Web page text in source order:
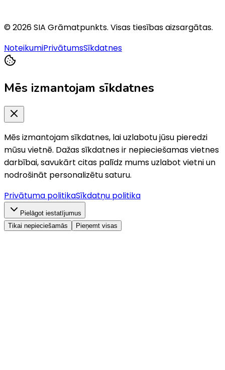
©2026SIA Grāmatpunkts. Visas tiesības aizsargātas.
NoteikumiPrivātumsSīkdatnes
Mēs izmantojam sīkdatnes
Mēs izmantojam sīkdatnes, lai uzlabotu jūsu pieredzi
mūsu vietnē. Dažas sīkdatnes ir nepieciešamas vietnes
darbībai, savukārt citas palīdz mums uzlabot vietni un
nodrošināt personalizētu saturu.
Privātuma politikaSīkdatņu politika
Pielāgot iestatījumus
Tikai nepieciešamās
Pieņemt visas